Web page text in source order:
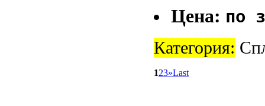
Цена: по
Категория:
123»Last